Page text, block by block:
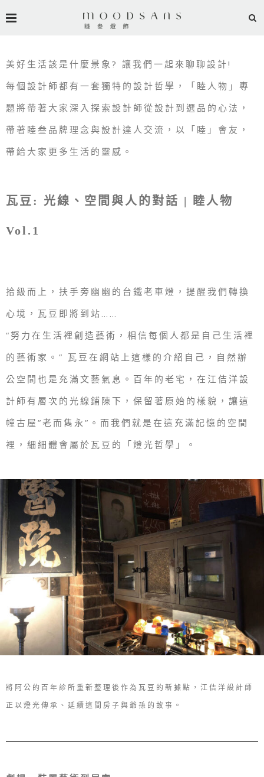
美好生活該是什麼景象? 讓我們一起來聊聊設計!
每個設計師都有一套獨特的設計哲學，「睦人物」專
題將帶著大家深入探索設計師從設計到選品的心法，
帶著睦叁品牌理念與設計達人交流，以「睦」會友，
帶給大家更多生活的靈感。
瓦豆: 光線、空間與人的對話 | 睦人物
Vol.1
拾級而上，扶手旁幽幽的台鐵老車燈，提醒我們轉換
心境，瓦豆即將到站……
“努力在生活裡創造藝術，相信每個人都是自己生活裡
的藝術家。” 瓦豆在網站上這樣的介紹自己，自然辦
公空間也是充滿文藝氣息。百年的老宅，在江佶洋設
計師有層次的光線鋪陳下，保留著原始的樣貌，讓這
幢古屋”老而雋永”。而我們就是在這充滿記憶的空間
裡，細細體會屬於瓦豆的「燈光哲學」。
將阿公的百年診所重新整理後作為瓦豆的新據點，江佶洋設計師
正以燈光傳承、延續這間房子與爺孫的故事。